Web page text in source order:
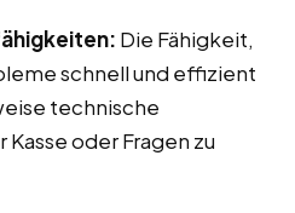
Die Fähigkeit,
schnell und effizient
technische
oder Fragen zu